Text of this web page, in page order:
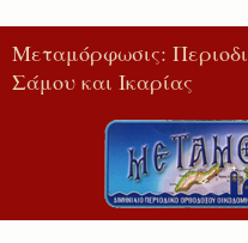
Μεταμόρφωσις:
Σάμου και Ικαρίας